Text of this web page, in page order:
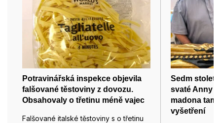
Potravinářská inspekce objevila
falšované těstoviny z dovozu.
Obsahovaly o třetinu méně vajec
Falšované italské těstoviny s o třetinu
Sedm století
svaté Anny
madona tam
vyšetření